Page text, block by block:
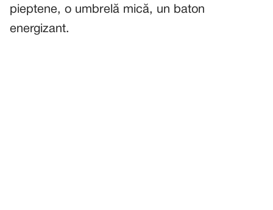
pieptene, o umbrelă mică, un baton
energizant.